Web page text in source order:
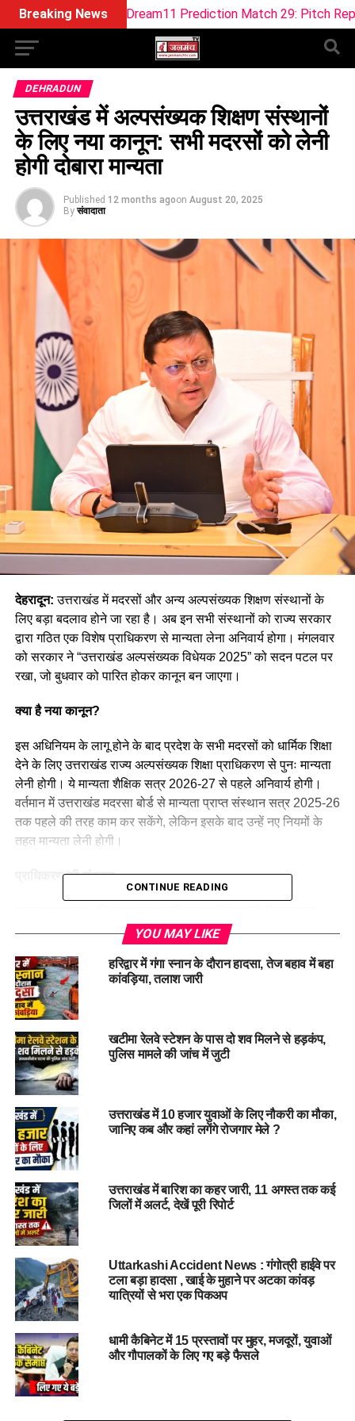
Breaking News
W Dream11 Prediction Match 29: Pitch Report, Playing 11,
DEHRADUN
उत्तराखंड में अल्पसंख्यक शिक्षण संस्थानों
के लिए नया कानून: सभी मदरसों को लेनी
होगी दोबारा मान्यता
Published 12 months agoon August 20, 2025
By संवादाता
देहरादून: उत्तराखंड में मदरसों और अन्य अल्पसंख्यक शिक्षण संस्थानों के
लिए बड़ा बदलाव होने जा रहा है। अब इन सभी संस्थानों को राज्य सरकार
द्वारा गठित एक विशेष प्राधिकरण से मान्यता लेना अनिवार्य होगा। मंगलवार
को सरकार ने “उत्तराखंड अल्पसंख्यक विधेयक 2025” को सदन पटल पर
रखा, जो बुधवार को पारित होकर कानून बन जाएगा।
क्या है नया कानून?
इस अधिनियम के लागू होने के बाद प्रदेश के सभी मदरसों को धार्मिक शिक्षा
देने के लिए उत्तराखंड राज्य अल्पसंख्यक शिक्षा प्राधिकरण से पुनः मान्यता
लेनी होगी। ये मान्यता शैक्षिक सत्र 2026-27 से पहले अनिवार्य होगी।
वर्तमान में उत्तराखंड मदरसा बोर्ड से मान्यता प्राप्त संस्थान सत्र 2025-26
तक पहले की तरह काम कर सकेंगे, लेकिन इसके बाद उन्हें नए नियमों के
तहत मान्यता लेनी होगी।
प्राधिकरण की संरचना
होगा उत्तराखंड राज्य अल्पसंख्यक शिक्षा प्राधिकरण। इसमें होंगे:
एक अध्यक्ष: अल्पसंख्यक समुदाय से शिक्षाविद्, कम से कम 15 साल का
शिक्षण अनुभव और 5 साल प्रोफेसर के रूप में काम करने का अनुभव।
कुल 11 सदस्य, जिनमें:
मुस्लिम, सिख, ईसाई, बौद्ध, जैन और पारसी समुदाय से एक-एक सदस्य।
राज्य सरकार का एक सेवानिवृत्त अधिकारी (सचिव या समकक्ष स्तर),
एक अनुभवी सामाजिक कार्यकर्ता (10+ वर्षों का अनुभव),
महानिदेशक विद्यालयी शिक्षा,
एससीईआरटी का निदेशक,
निदेशक अल्पसंख्यक कल्याण।
सरकार इस प्राधिकरण को सीधे निर्देश दे सकेगी और यदि प्राधिकरण
अनुपालन नहीं करता है तो सरकार आदेश लागू करने के लिए स्वतः कार्य कर
सकेगी।
मान्यता के लिए शर्तें
प्राधिकरण से मान्यता पाने के लिए संस्थानों को कुछ महत्वपूर्ण शर्तों का
पालन करना होगा:
CONTINUE READING
YOU MAY LIKE
हरिद्वार में गंगा स्नान के दौरान हादसा, तेज बहाव में बहा
कांवड़िया, तलाश जारी
खटीमा रेलवे स्टेशन के पास दो शव मिलने से हड़कंप,
पुलिस मामले की जांच में जुटी
उत्तराखंड में 10 हजार युवाओं के लिए नौकरी का मौका,
जानिए कब और कहां लगेंगे रोजगार मेले ?
उत्तराखंड में बारिश का कहर जारी, 11 अगस्त तक कई
जिलों में अलर्ट, देखें पूरी रिपोर्ट
Uttarkashi Accident News : गंगोत्री हाईवे पर
टला बड़ा हादसा , खाई के मुहाने पर अटका कांवड़
यात्रियों से भरा एक पिकअप
धामी कैबिनेट में 15 प्रस्तावों पर मुहर, मजदूरों, युवाओं
और गौपालकों के लिए गए बड़े फैसले